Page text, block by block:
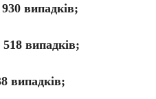
випадків;
випадків;
випадків;